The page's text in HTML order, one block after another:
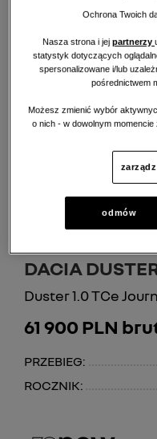
DACIA
Duster 1.0 TCe
61 900 PLN
PRZEBIEG:
ROCZNIK:
Ochrona Twoich
Nasza strona i jej partnerzy
statystyk dotyczących
spersonalizowane i/lub
pośrednictwem
Możesz zmienić wybór
o nich - w dowolnym
odmów